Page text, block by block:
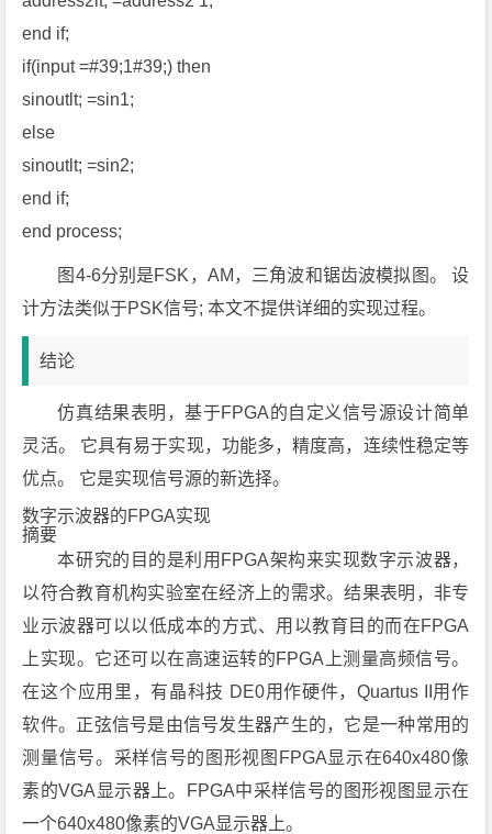
end if;
if(input =#39;1#39;) then
sinoutlt; =sin1;
else
sinoutlt; =sin2;
end if;
end process;
图4-6分别是FSK，AM，三角波和锯齿波模拟图。 设
计方法类似于PSK信号; 本文不提供详细的实现过程。
结论
仿真结果表明，基于FPGA的自定义信号源设计简单
灵活。 它具有易于实现，功能多，精度高，连续性稳定等
优点。 它是实现信号源的新选择。
数字示波器的FPGA实现
摘要
本研究的目的是利用FPGA架构来实现数字示波器，
以符合教育机构实验室在经济上的需求。结果表明，非专
业示波器可以以低成本的方式、用以教育目的而在FPGA
上实现。它还可以在高速运转的FPGA上测量高频信号。
在这个应用里，有晶科技 DE0用作硬件，Quartus II用作
软件。正弦信号是由信号发生器产生的，它是一种常用的
测量信号。采样信号的图形视图FPGA显示在640x480像
素的VGA显示器上。FPGA中采样信号的图形视图显示在
一个640x480像素的VGA显示器上。